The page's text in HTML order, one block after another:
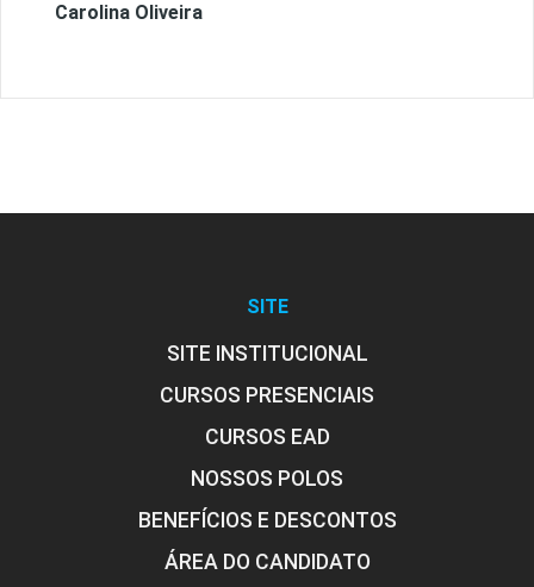
Carolina Oliveira
SITE
SITE INSTITUCIONAL
CURSOS PRESENCIAIS
CURSOS EAD
NOSSOS POLOS
BENEFÍCIOS E DESCONTOS
ÁREA DO CANDIDATO